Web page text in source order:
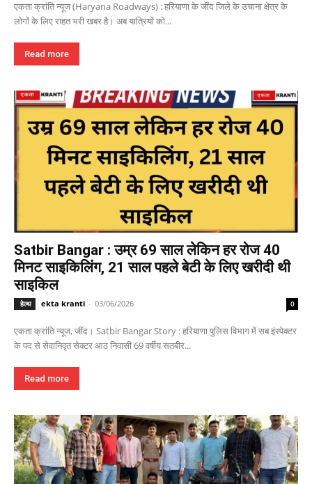
एकता क्रांति न्यूज (Haryana Roadways) : हरियाणा के जींद जिले के उचाना क्षेत्र के
लोगों के लिए राहत भरी खबर है। अब यात्रियों को...
Read more
Satbir Bangar : उम्र 69 साल लेकिन हर रोज 40
मिनट साइकिलिंग, 21 साल पहले बेटी के लिए खरीदी थी
साइकिल
हेल्थ ekta kranti - 03/06/2026 0
एकता क्रांति न्यूज, जींद। Satbir Bangar Story : हरियाणा पुलिस विभाग में सब इंस्पेक्टर
के पद से सेवानिवृत सेक्टर आठ निवासी 69 वर्षीय सतबीर...
Read more